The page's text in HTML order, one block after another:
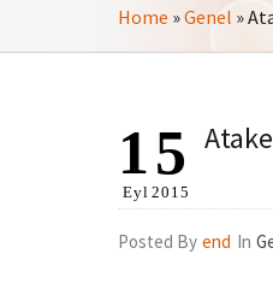
Home »Genel »
15
Eyl 2015
Posted By end In